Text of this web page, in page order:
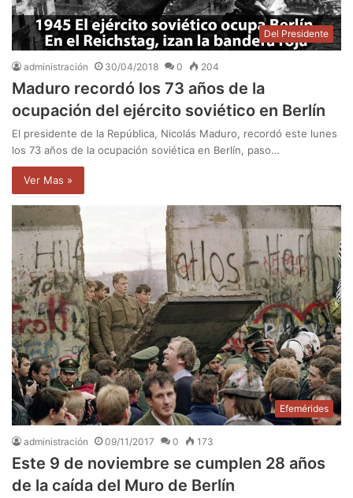
Del Presidente
administración 30/04/2018 0 204
Maduro recordó los 73 años de la
ocupación del ejército soviético en Berlín
El presidente de la República, Nicolás Maduro, recordó este lunes
los 73 años de la ocupación soviética en Berlín, paso…
Ver Mas »
Efemérides
administración 09/11/2017 0 173
Este 9 de noviembre se cumplen 28 años
de la caída del Muro de Berlín